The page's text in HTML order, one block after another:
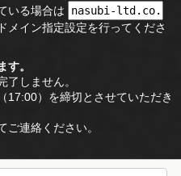
いる場合は
メイン指定設定を行ってくださ
す。
了しません。
17:00）を締切とさせていただき
ご連絡ください。